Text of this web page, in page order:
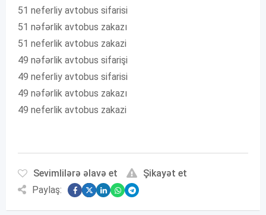
51 neferliy avtobus sifarisi
51 nəfərlik avtobus zakazı
51 neferlik avtobus zakazi
49 nəfərlik avtobus sifarişi
49 neferliy avtobus sifarisi
49 nəfərlik avtobus zakazı
49 neferlik avtobus zakazi
Sevimlilərə əlavə et
Şikayət et
Paylaş: